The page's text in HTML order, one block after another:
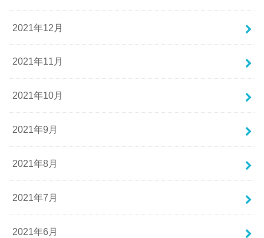
2021年12月
2021年11月
2021年10月
2021年9月
2021年8月
2021年7月
2021年6月